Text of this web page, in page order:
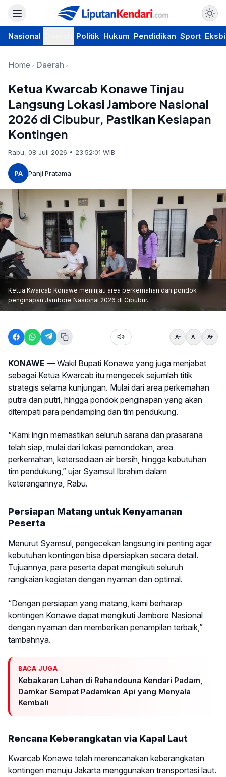
Nasional Politik Hukum Pendidikan Sport
Home Daerah
Ketua Kwarcab Konawe Tinjau
Langsung Lokasi Jambore Nasional
2026 di Cibubur, Pastikan Kesiapan
Kontingen
Rabu, 08 Juli 2026 • 23:52:01 WIB
PA Panji Pratama
Ketua Kwarcab Konawe meninjau area perkemahan dan pondok
penginapan Jambore Nasional 2026 di Cibubur.
KONAWE — Wakil Bupati Konawe yang juga menjabat
sebagai Ketua Kwarcab itu mengecek sejumlah titik
strategis selama kunjungan. Mulai dari area perkemahan
putra dan putri, hingga pondok penginapan yang akan
ditempati para pendamping dan tim pendukung.
“Kami ingin memastikan seluruh sarana dan prasarana
telah siap, mulai dari lokasi pemondokan, area
perkemahan, ketersediaan air bersih, hingga kebutuhan
tim pendukung,” ujar Syamsul Ibrahim dalam
keterangannya, Rabu.
Persiapan Matang untuk Kenyamanan
Peserta
Menurut Syamsul, pengecekan langsung ini penting agar
kebutuhan kontingen bisa dipersiapkan secara detail.
Tujuannya, para peserta dapat mengikuti seluruh
rangkaian kegiatan dengan nyaman dan optimal.
“Dengan persiapan yang matang, kami berharap
kontingen Konawe dapat mengikuti Jambore Nasional
dengan nyaman dan memberikan penampilan terbaik,”
tambahnya.
BACA JUGA
Kebakaran Lahan di Rahandouna Kendari Padam,
Damkar Sempat Padamkan Api yang Menyala
Kembali
Rencana Keberangkatan via Kapal Laut
Kwarcab Konawe telah merencanakan keberangkatan
kontingen menuju Jakarta menggunakan transportasi laut.